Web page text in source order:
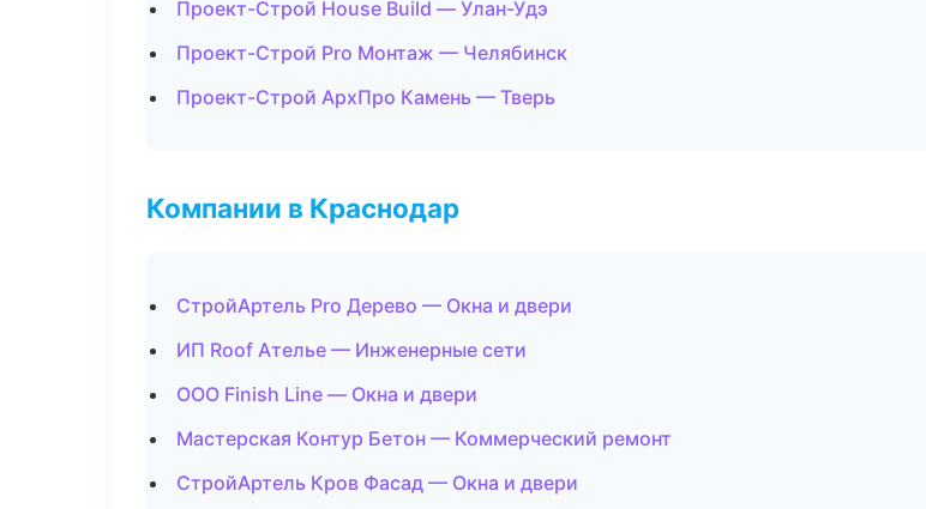
Проект-Строй House Build — Улан-Удэ
Проект-Строй Pro Монтаж — Челябинск
Проект-Строй АрхПро Камень — Тверь
Компании в Краснодар
СтройАртель Pro Дерево — Окна и двери
ИП Roof Ателье — Инженерные сети
ООО Finish Line — Окна и двери
Мастерская Контур Бетон — Коммерческий ремонт
СтройАртель Кров Фасад — Окна и двери